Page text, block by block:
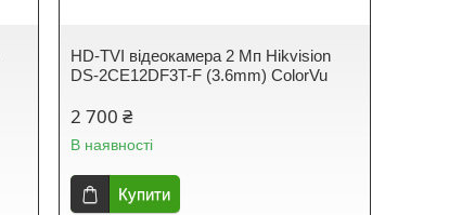
HD-TVI відеокамера 2 Мп Hikvision
DS-2CE12DF3T-F (3.6mm) ColorVu
2 700 ₴
В наявності
Купити